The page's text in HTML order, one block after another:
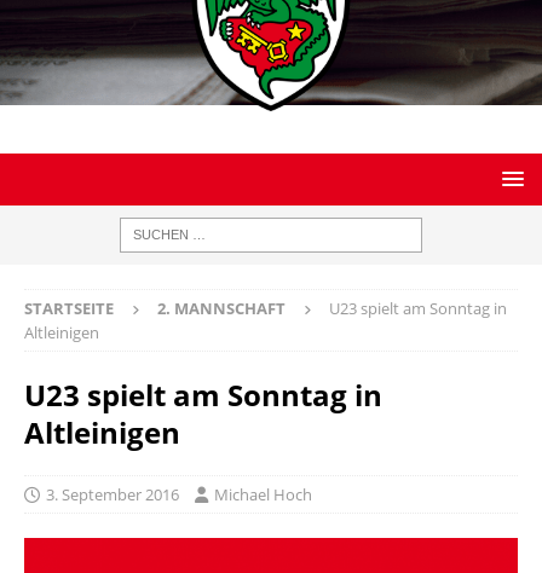
STARTSEITE 2. MANNSCHAFT
U23 spielt am Sonntag in
Altleinigen
U23 spielt am Sonntag in
Altleinigen
3. September 2016 Michael Hoch